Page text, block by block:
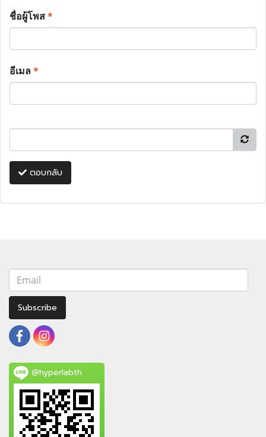
ชื่อผู้โพส*
อีเมล*
ตอบกลับ
Subscribe
@hyperlabth